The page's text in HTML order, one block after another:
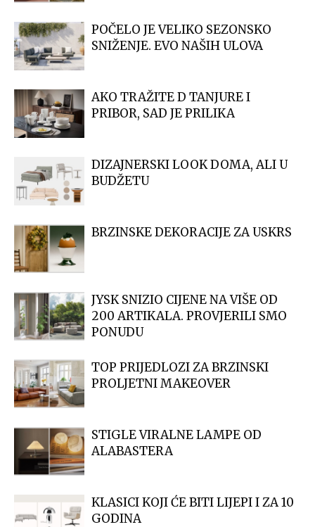
POČELO JE VELIKO SEZONSKO
SNIŽENJE. EVO NAŠIH ULOVA
AKO TRAŽITE D TANJURE I
PRIBOR, SAD JE PRILIKA
DIZAJNERSKI LOOK DOMA, ALI U
BUDŽETU
BRZINSKE DEKORACIJE ZA USKRS
JYSK SNIZIO CIJENE NA VIŠE OD
200 ARTIKALA. PROVJERILI SMO
PONUDU
TOP PRIJEDLOZI ZA BRZINSKI
PROLJETNI MAKEOVER
STIGLE VIRALNE LAMPE OD
ALABASTERA
KLASICI KOJI ĆE BITI LIJEPI I ZA 10
GODINA